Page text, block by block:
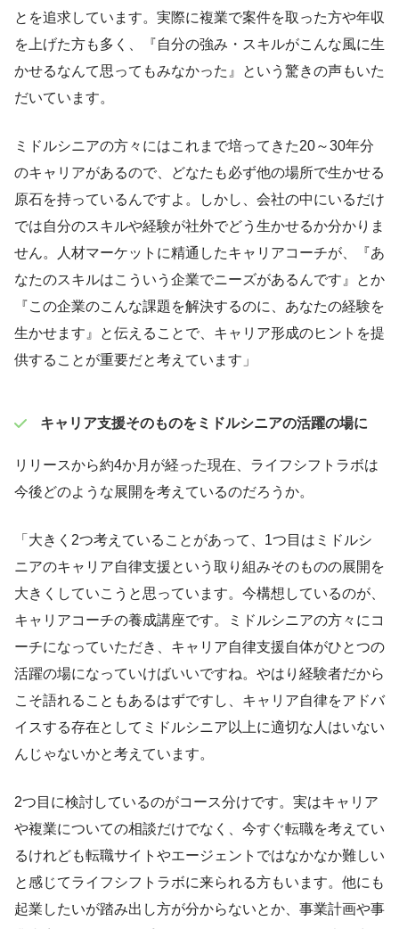
とを追求しています。実際に複業で案件を取った方や年収
を上げた方も多く、『自分の強み・スキルがこんな風に生
かせるなんて思ってもみなかった』という驚きの声もいた
だいています。
ミドルシニアの方々にはこれまで培ってきた20～30年分
のキャリアがあるので、どなたも必ず他の場所で生かせる
原石を持っているんですよ。しかし、会社の中にいるだけ
では自分のスキルや経験が社外でどう生かせるか分かりま
せん。人材マーケットに精通したキャリアコーチが、『あ
なたのスキルはこういう企業でニーズがあるんです』とか
『この企業のこんな課題を解決するのに、あなたの経験を
生かせます』と伝えることで、キャリア形成のヒントを提
供することが重要だと考えています」
キャリア支援そのものをミドルシニアの活躍の場に
リリースから約4か月が経った現在、ライフシフトラボは
今後どのような展開を考えているのだろうか。
「大きく2つ考えていることがあって、1つ目はミドルシ
ニアのキャリア自律支援という取り組みそのものの展開を
大きくしていこうと思っています。今構想しているのが、
キャリアコーチの養成講座です。ミドルシニアの方々にコ
ーチになっていただき、キャリア自律支援自体がひとつの
活躍の場になっていけばいいですね。やはり経験者だから
こそ語れることもあるはずですし、キャリア自律をアドバ
イスする存在としてミドルシニア以上に適切な人はいない
んじゃないかと考えています。
2つ目に検討しているのがコース分けです。実はキャリア
や複業についての相談だけでなく、今すぐ転職を考えてい
るけれども転職サイトやエージェントではなかなか難しい
と感じてライフシフトラボに来られる方もいます。他にも
起業したいが踏み出し方が分からないとか、事業計画や事